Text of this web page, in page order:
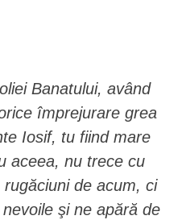
Banatului, având
împrejurare grea
Iosif, tu fiind mare
aceea, nu trece cu
de acum, ci
şi ne apără de